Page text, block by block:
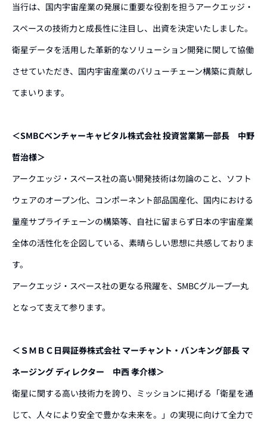
当行は、国内宇宙産業の発展に重要な役割を担うアークエッジ・
スペースの技術力と成長性に注目し、出資を決定いたしました。
衛星データを活用した革新的なソリューション開発に関して協働
させていただき、国内宇宙産業のバリューチェーン構築に貢献し
てまいります。
＜SMBCベンチャーキャピタル株式会社 投資営業第一部長 中野
哲治様＞
アークエッジ・スペース社の高い開発技術は勿論のこと、ソフト
ウェアのオープン化、コンポーネント部品国産化、国内における
量産サプライチェーンの構築等、自社に留まらず日本の宇宙産業
全体の活性化を企図している、素晴らしい思想に共感しておりま
す。
アークエッジ・スペース社の更なる飛躍を、SMBCグループ一丸
となって支えて参ります。
＜ＳＭＢＣ日興証券株式会社 マーチャント・バンキング部長 マ
ネージング ディレクター 中西 孝介様＞
衛星に関する高い技術力を誇り、ミッションに掲げる「衛星を通
じて、人々により安全で豊かな未来を。」の実現に向けて全力で